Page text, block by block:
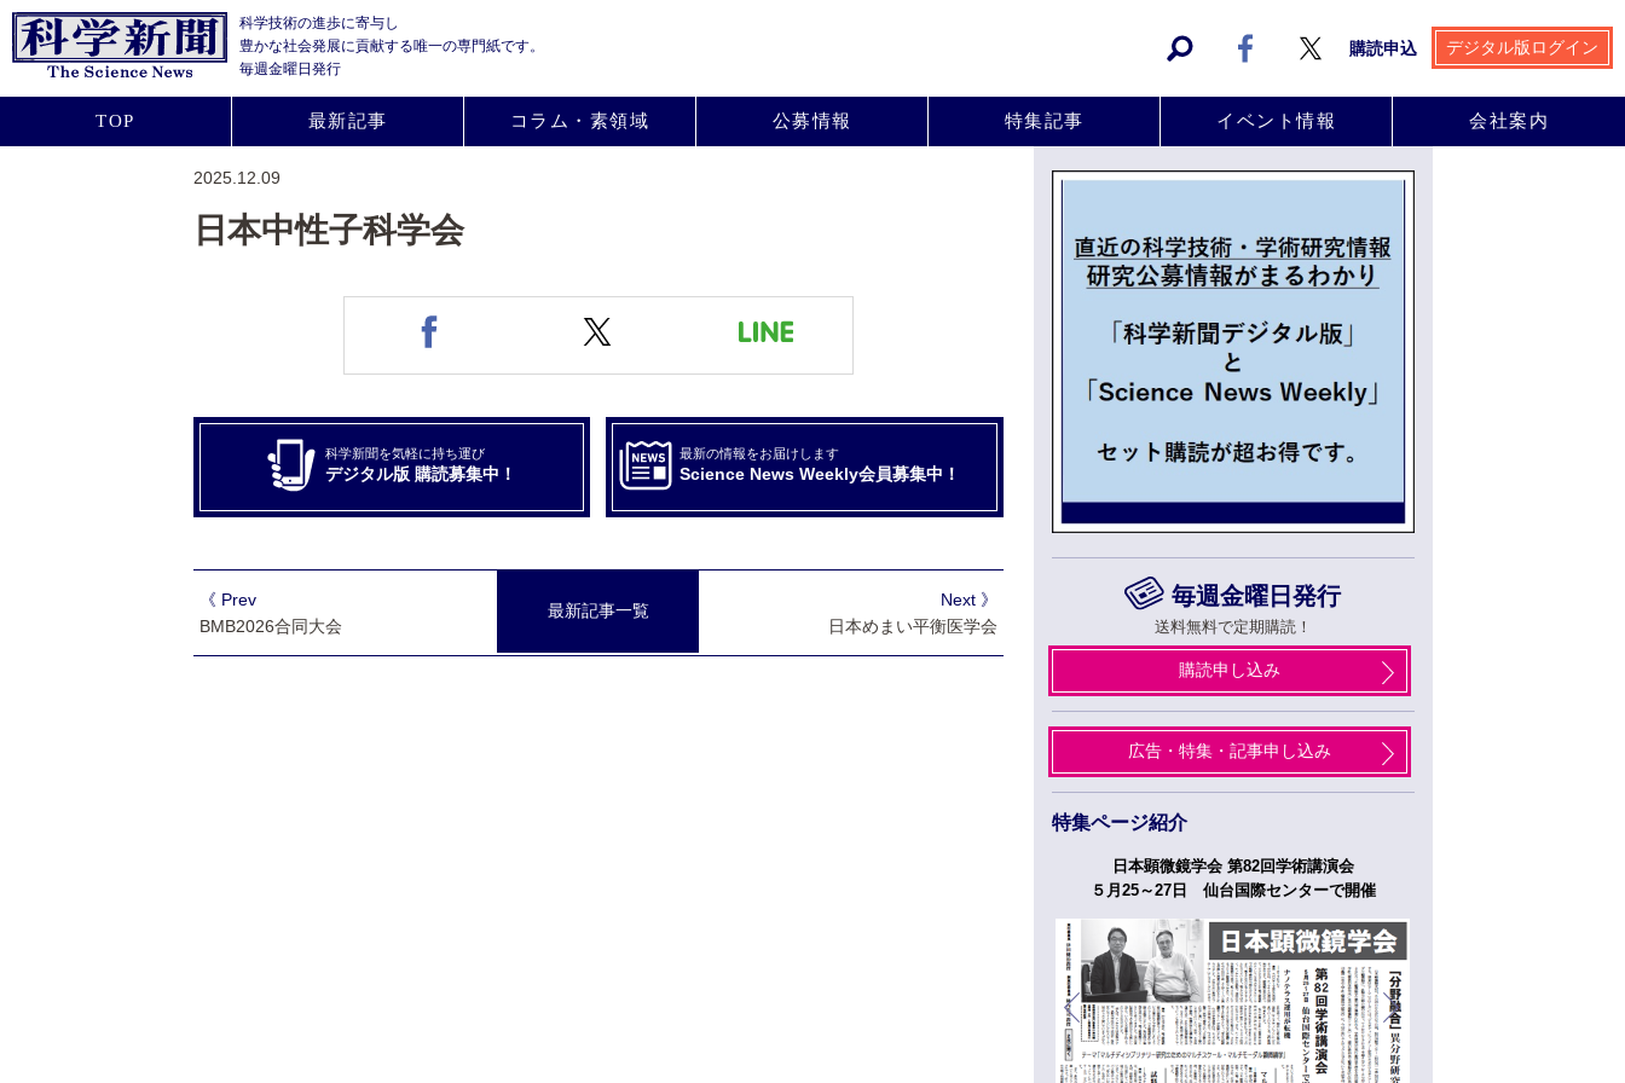
科学技術の進歩に寄与し
豊かな社会発展に貢献する唯一の専門紙です。
毎週金曜日発行
購読申込 デジタル版ログイン
TOP 最新記事 コラム・素領域 公募情報 特集記事 イベント情報 会社案内
2025.12.09
日本中性子科学会
科学新聞を気軽に持ち運び
デジタル版 購読募集中！
最新の情報をお届けします
Science News Weekly会員募集中！
最新記事一覧
Next 》
日本めまい平衡医学会
《 Prev
BMB2026合同大会
毎週金曜日発行
送料無料で定期購読！
購読申し込み
広告・特集・記事申し込み
特集ページ紹介
日本顕微鏡学会 第82回学術講演会
５月25～27日 仙台国際センターで開催